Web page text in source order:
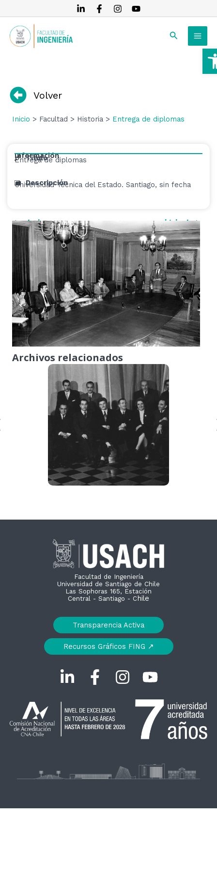
al
contenido
Buscar
Volver
Inicio > Facultad > Historia > Entrega de diplomas
Información
Título
Entrega de diplomas
Descripción
Universidad Técnica del Estado. Santiago, sin fecha
< anterior siguiente >
Archivos relacionados
Facultad de Ingeniería
Universidad de Santiago de Chile
Las Sophoras 165, Estación
Central - Santiago - Chile
Transparencia Activa
Recursos Gráficos FING ↗︎